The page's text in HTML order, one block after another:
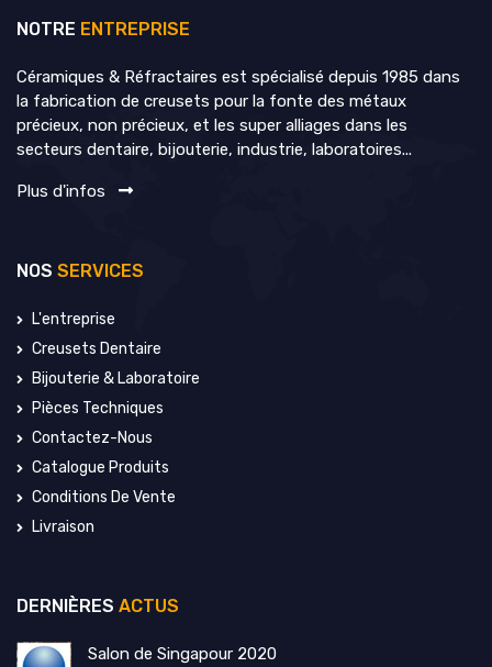
NOTRE ENTREPRISE
Céramiques & Réfractaires est spécialisé depuis 1985 dans
la fabrication de creusets pour la fonte des métaux
précieux, non précieux, et les super alliages dans les
secteurs dentaire, bijouterie, industrie, laboratoires...
Plus d'infos
NOS SERVICES
L'entreprise
Creusets Dentaire
Bijouterie & Laboratoire
Pièces Techniques
Contactez-Nous
Catalogue Produits
Conditions De Vente
Livraison
DERNIÈRES ACTUS
Salon de Singapour 2020